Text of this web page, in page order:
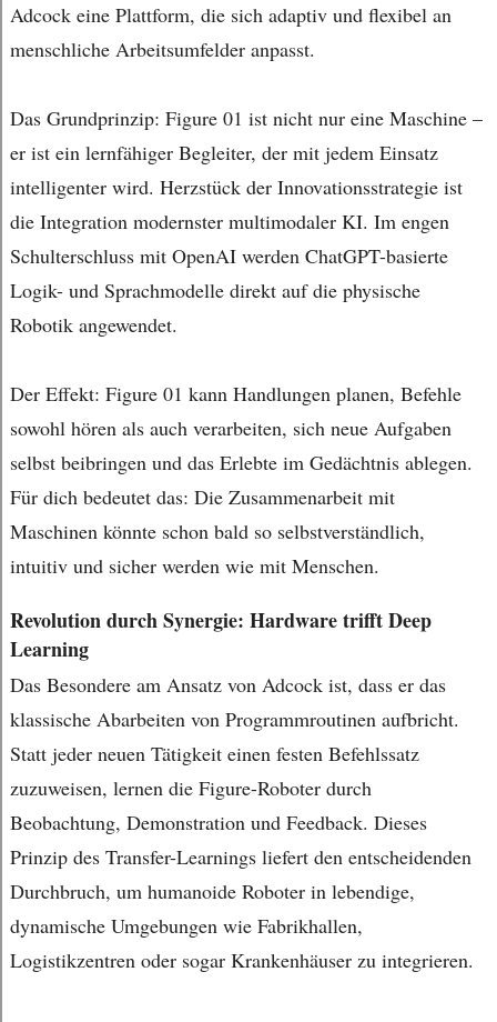
Adcock eine Plattform, die sich adaptiv und flexibel an
menschliche Arbeitsumfelder anpasst.
Das Grundprinzip: Figure 01 ist nicht nur eine Maschine –
er ist ein lernfähiger Begleiter, der mit jedem Einsatz
intelligenter wird. Herzstück der Innovationsstrategie ist
die Integration modernster multimodaler KI. Im engen
Schulterschluss mit OpenAI werden ChatGPT-basierte
Logik- und Sprachmodelle direkt auf die physische
Robotik angewendet.
Der Effekt: Figure 01 kann Handlungen planen, Befehle
sowohl hören als auch verarbeiten, sich neue Aufgaben
selbst beibringen und das Erlebte im Gedächtnis ablegen.
Für dich bedeutet das: Die Zusammenarbeit mit
Maschinen könnte schon bald so selbstverständlich,
intuitiv und sicher werden wie mit Menschen.
Revolution durch Synergie: Hardware trifft Deep
Learning
Das Besondere am Ansatz von Adcock ist, dass er das
klassische Abarbeiten von Programmroutinen aufbricht.
Statt jeder neuen Tätigkeit einen festen Befehlssatz
zuzuweisen, lernen die Figure-Roboter durch
Beobachtung, Demonstration und Feedback. Dieses
Prinzip des Transfer-Learnings liefert den entscheidenden
Durchbruch, um humanoide Roboter in lebendige,
dynamische Umgebungen wie Fabrikhallen,
Logistikzentren oder sogar Krankenhäuser zu integrieren.